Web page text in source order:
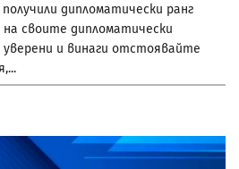
дипломатически ранг
своите дипломатически
уверени и винаги отстоявайте